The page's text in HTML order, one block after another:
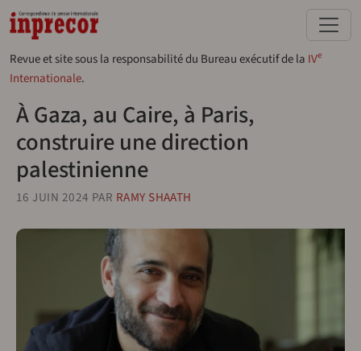
Aller au contenu principal
Revue et site sous la responsabilité du Bureau exécutif de la IVe
Internationale.
À Gaza, au Caire, à Paris,
construire une direction
palestinienne
16 JUIN 2024 PAR RAMY SHAATH